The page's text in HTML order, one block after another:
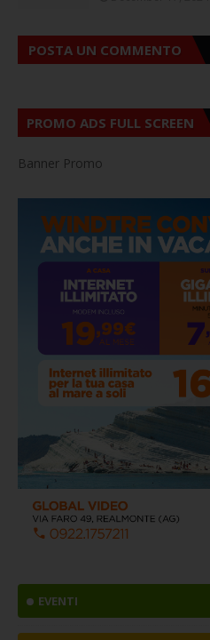
POSTA UN COMMENTO
PROMO ADS FULL SCREEN
Banner Promo
EVENTI